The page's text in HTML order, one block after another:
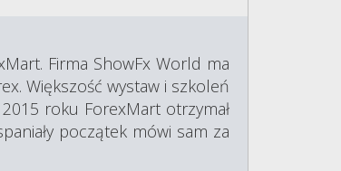
Firma ShowFx World ma
Większość wystaw i szkoleń
roku ForexMart otrzymał
początek mówi sam za